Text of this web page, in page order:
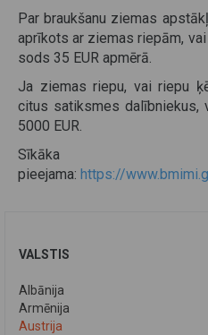
Par braukšanu ziemas
aprīkots ar ziemas riepām,
sods 35 EUR apmērā.
Ja ziemas riepu, vai riepu
citus satiksmes
5000 EUR.
Sīkāka
pieejama: https://
VALSTIS
Albānija
Armēnija
Austrija